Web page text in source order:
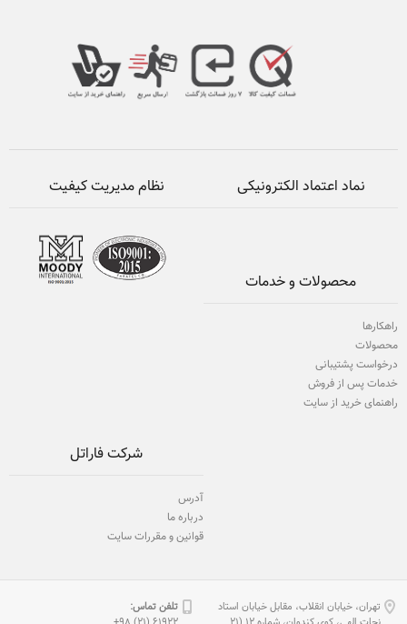
نظام مدیریت کیفیت نماد اعتماد الکترونیکی
محصولات و خدمات
راهکارها
محصولات
درخواست پشتیبانی
خدمات پس از فروش
راهنمای خرید از سایت
شرکت فاراتل
آدرس
درباره ما
قوانین و مقررات سایت
تلفن تماس:
تهران، خیابان انقلاب، مقابل خیابان استاد